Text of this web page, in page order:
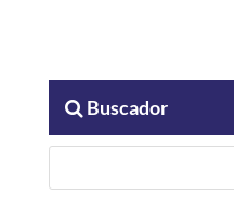
Buscador